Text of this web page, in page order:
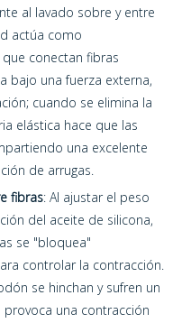
al lavado sobre y entre
actúa como
conectan fibras
bajo una fuerza externa,
cuando se elimina la
elástica hace que las
una excelente
de arrugas.
fibras: Al ajustar el peso
del aceite de silicona,
se "bloquea"
controlar la contracción.
se hinchan y sufren un
una contracción